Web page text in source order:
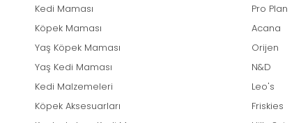
Kedi Maması
Köpek Maması
Yaş Köpek Maması
Yaş Kedi Maması
Kedi Malzemeleri
Köpek Aksesuarları
Pro Plan
Acana
Orijen
N&D
Leo's
Friskies